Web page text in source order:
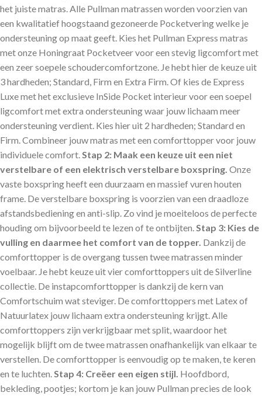
het juiste matras. Alle Pullman matrassen worden voorzien van
een kwalitatief hoogstaand gezoneerde Pocketvering welke je
ondersteuning op maat geeft. Kies het Pullman Express matras
met onze Honingraat Pocketveer voor een stevig ligcomfort met
een zeer soepele schoudercomfortzone. Je hebt hier de keuze uit
3 hardheden; Standard, Firm en Extra Firm. Of kies de Express
Luxe met het exclusieve InSide Pocket interieur voor een soepel
ligcomfort met extra ondersteuning waar jouw lichaam meer
ondersteuning verdient. Kies hier uit 2 hardheden; Standard en
Firm. Combineer jouw matras met een comforttopper voor jouw
individuele comfort. Stap 2: Maak een keuze uit een niet
verstelbare of een elektrisch verstelbare boxspring. Onze
vaste boxspring heeft een duurzaam en massief vuren houten
frame. De verstelbare boxspring is voorzien van een draadloze
afstandsbediening en anti-slip. Zo vind je moeiteloos de perfecte
houding om bijvoorbeeld te lezen of te ontbijten. Stap 3: Kies de
vulling en daarmee het comfort van de topper. Dankzij de
comforttopper is de overgang tussen twee matrassen minder
voelbaar. Je hebt keuze uit vier comforttoppers uit de Silverline
collectie. De instapcomforttopper is dankzij de kern van
Comfortschuim wat steviger. De comforttoppers met Latex of
Natuurlatex jouw lichaam extra ondersteuning krijgt. Alle
comforttoppers zijn verkrijgbaar met split, waardoor het
mogelijk blijft om de twee matrassen onafhankelijk van elkaar te
verstellen. De comforttopper is eenvoudig op te maken, te keren
en te luchten. Stap 4: Creëer een eigen stijl. Hoofdbord,
bekleding, pootjes; kortom je kan jouw Pullman precies de look